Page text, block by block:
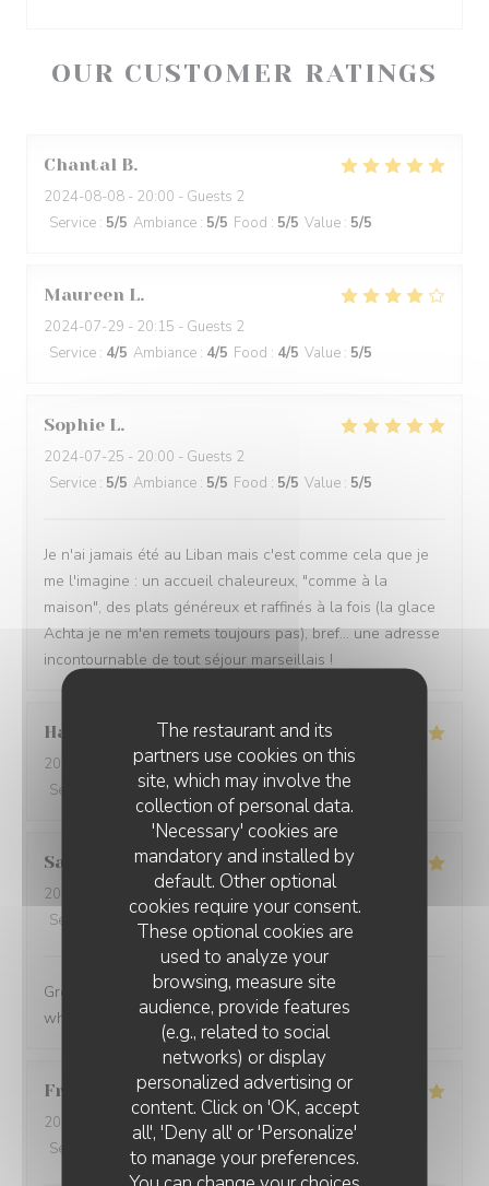
The restaurant and its
partners use cookies on this
site, which may involve the
collection of personal data.
'Necessary' cookies are
mandatory and installed by
default. Other optional
cookies require your consent.
These optional cookies are
used to analyze your
browsing, measure site
audience, provide features
(e.g., related to social
networks) or display
personalized advertising or
content. Click on 'OK, accept
all', 'Deny all' or 'Personalize'
to manage your preferences.
OUR CUSTOMER RATINGS
Chantal B
2024-08-08 - 20:00 - Guests 2
Service : 5/5 Ambiance : 5/5 Food : 5/5 Value : 5/5
Maureen L
2024-07-29 - 20:15 - Guests 2
Service : 4/5 Ambiance : 4/5 Food : 4/5 Value : 5/5
Sophie L
2024-07-25 - 20:00 - Guests 2
Service : 5/5 Ambiance : 5/5 Food : 5/5 Value : 5/5
Je n'ai jamais été au Liban mais c'est comme cela que je
me l'imagine : un accueil chaleureux, "comme à la
maison", des plats généreux et raffinés à la fois (la glace
Achta je ne m'en remets toujours pas), bref... une adresse
incontournable de tout séjour marseillais !
Hakim
2024-07-23
- 20:00 - Guests 2
Service
Ambiance : 5 /5 Food: 5/5 Value:
Sabadei
2024-07-16
- 20:00 - Guests 2
Service
Ambiance /5 Food /5
Great people, incredibly good food!! Will surely go back
when in Marseille
Fred
2024-07-16
- 20:00 - Guests 2
Service
: Food /5 Value
MOUNÉ